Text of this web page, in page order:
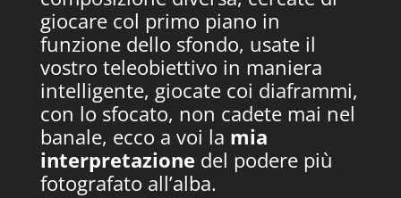
giocare col primo piano in
funzione dello sfondo, usate il
vostro teleobiettivo in maniera
intelligente, giocate coi diaframmi,
con lo sfocato, non cadete mai nel
banale, ecco a voi la mia
interpretazione del podere più
fotografato all’alba.